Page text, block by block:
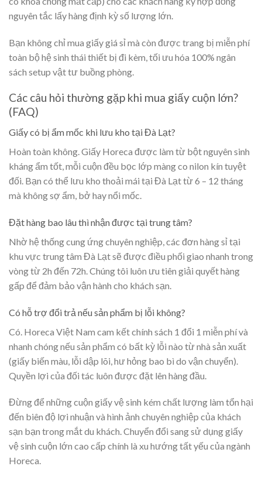
nguyên tắc lấy hàng định kỳ số lượng lớn.
Bạn không chỉ mua giấy giá sỉ mà còn được trang bị miễn phí
toàn bộ hệ sinh thái thiết bị đi kèm, tối ưu hóa 100% ngân
sách setup vật tư buồng phòng.
Các câu hỏi thường gặp khi mua giấy cuộn lớn?
(FAQ)
Giấy có bị ẩm mốc khi lưu kho tại Đà Lạt?
Hoàn toàn không. Giấy Horeca được làm từ bột nguyên sinh
kháng ẩm tốt, mỗi cuộn đều bọc lớp màng co nilon kín tuyệt
đối. Bạn có thể lưu kho thoải mái tại Đà Lạt từ 6 – 12 tháng
mà không sợ ẩm, bở hay nổi mốc.
Đặt hàng bao lâu thì nhận được tại trung tâm?
Nhờ hệ thống cung ứng chuyên nghiệp, các đơn hàng sỉ tại
khu vực trung tâm Đà Lạt sẽ được điều phối giao nhanh trong
vòng từ 2h đến 72h. Chúng tôi luôn ưu tiên giải quyết hàng
gấp để đảm bảo vận hành cho khách sạn.
Có hỗ trợ đổi trả nếu sản phẩm bị lỗi không?
Có. Horeca Việt Nam cam kết chính sách 1 đổi 1 miễn phí và
nhanh chóng nếu sản phẩm có bất kỳ lỗi nào từ nhà sản xuất
(giấy biến màu, lỗi dập lõi, hư hỏng bao bì do vận chuyển).
Quyền lợi của đối tác luôn được đặt lên hàng đầu.
Đừng để những cuộn giấy vệ sinh kém chất lượng làm tổn hại
đến biên độ lợi nhuận và hình ảnh chuyên nghiệp của khách
sạn bạn trong mắt du khách. Chuyển đổi sang sử dụng giấy
vệ sinh cuộn lớn cao cấp chính là xu hướng tất yếu của ngành
Horeca.